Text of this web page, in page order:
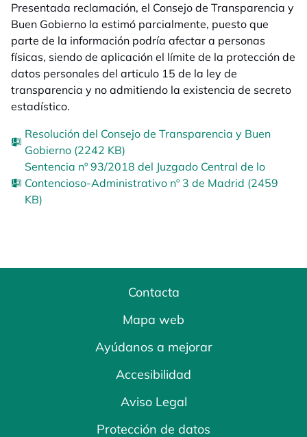
Presentada reclamación, el Consejo de Transparencia y
Buen Gobierno la estimó parcialmente, puesto que
parte de la información podría afectar a personas
físicas, siendo de aplicación el límite de la protección de
datos personales del articulo 15 de la ley de
transparencia y no admitiendo la existencia de secreto
estadístico.
Resolución del Consejo de Transparencia y Buen
Gobierno (2242 KB)
Sentencia nº 93/2018 del Juzgado Central de lo
Contencioso-Administrativo nº 3 de Madrid (2459
KB)
Contacta
Mapa web
Ayúdanos a mejorar
Accesibilidad
Aviso Legal
Protección de datos